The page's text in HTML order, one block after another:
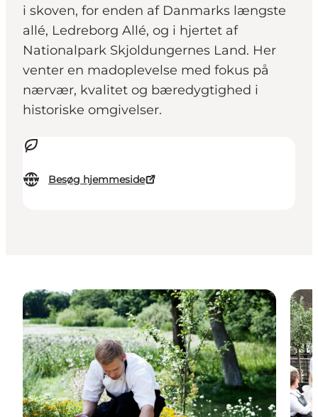
i skoven, for enden af Danmarks længste
allé, Ledreborg Allé, og i hjertet af
Nationalpark Skjoldungernes Land. Her
venter en madoplevelse med fokus på
nærvær, kvalitet og bæredygtighed i
historiske omgivelser.
Besøg hjemmeside